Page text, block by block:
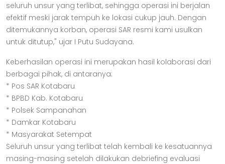
seluruh unsur yang terlibat, sehingga operasi ini berjalan
efektif meski jarak tempuh ke lokasi cukup jauh. Dengan
ditemukannya korban, operasi SAR resmi kami usulkan
untuk ditutup," ujar I Putu Sudayana.
Keberhasilan operasi ini merupakan hasil kolaborasi dari
berbagai pihak, di antaranya:
* Pos SAR Kotabaru
* BPBD Kab. Kotabaru
* Polsek Sampanahan
* Damkar Kotabaru
* Masyarakat Setempat
Seluruh unsur yang terlibat telah kembali ke kesatuannya
masing-masing setelah dilakukan debriefing evaluasi